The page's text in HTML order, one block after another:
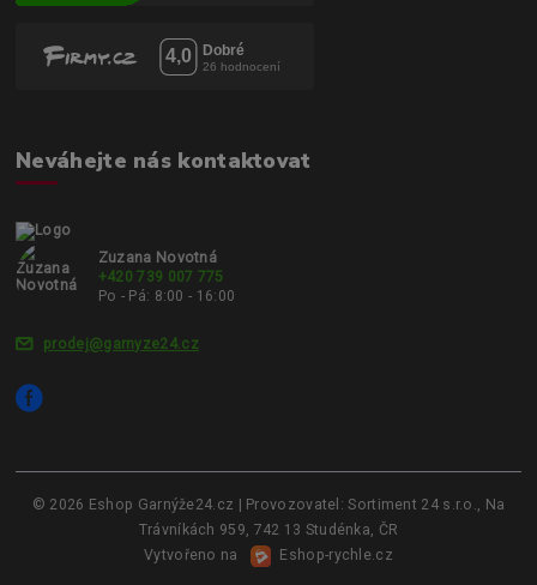
Neváhejte nás kontaktovat
Zuzana Novotná
+420 739 007 775
Po - Pá: 8:00 - 16:00
prodej@garnyze24.cz
© 2026 Eshop Garnýže24.cz | Provozovatel: Sortiment 24 s.r.o., Na
Trávníkách 959, 742 13 Studénka, ČR
Vytvořeno na
Eshop-rychle.cz